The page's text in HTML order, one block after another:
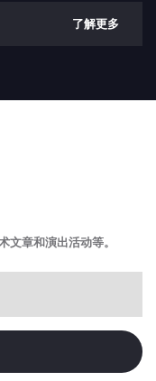
了解更多
文章和演出活动等。